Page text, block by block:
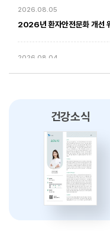
암 표적치료 - 대구파티마병
2026.08.05
2026년 환자안전문화 개선
2026.08.04
대구파티마병원, 동부도서관
2026.08.03
대구파티마병원, 개원 70주년
축하식 개최
2026.07.31
대구광역시간호사회와 함께
건강소식